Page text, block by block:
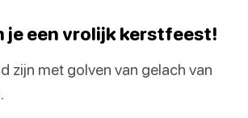
je een vrolijk kerstfeest!
zijn met golven van gelach van